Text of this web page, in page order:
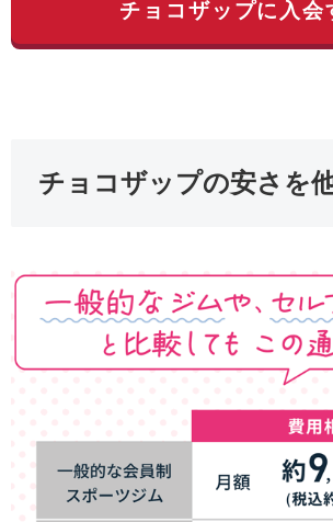
チョコザップに入会
チョコザップの安さを